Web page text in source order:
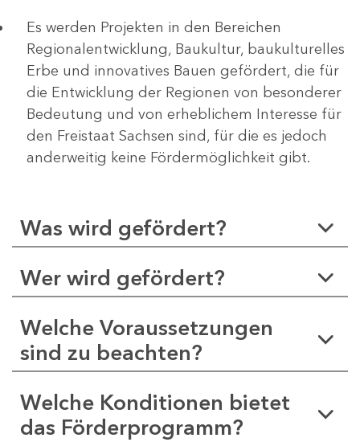
Es werden Projekten in den Bereichen
Regionalentwicklung, Baukultur, baukulturelles
Erbe und innovatives Bauen gefördert, die für
die Entwicklung der Regionen von besonderer
Bedeutung und von erheblichem Interesse für
den Freistaat Sachsen sind, für die es jedoch
anderweitig keine Fördermöglichkeit gibt.
Was wird gefördert?
Wer wird gefördert?
Welche Voraussetzungen
sind zu beachten?
Welche Konditionen bietet
das Förderprogramm?